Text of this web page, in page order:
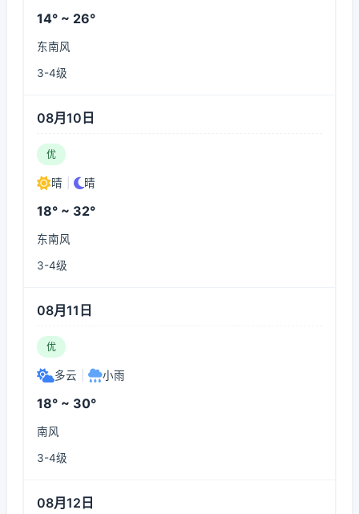
14° ~ 26°
东南风
3-4级
08月10日
优
晴 晴
18° ~ 32°
东南风
3-4级
08月11日
优
多云 小雨
18° ~ 30°
南风
3-4级
08月12日